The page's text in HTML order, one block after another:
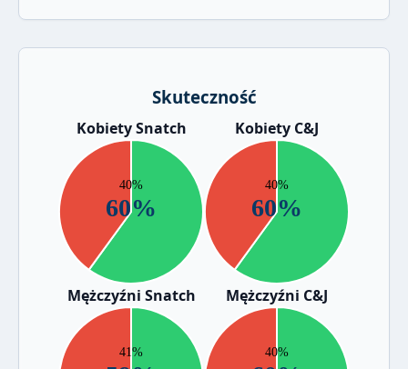
Skuteczność
Kobiety Snatch Kobiety C&J
Mężczyźni Snatch Mężczyźni C&J